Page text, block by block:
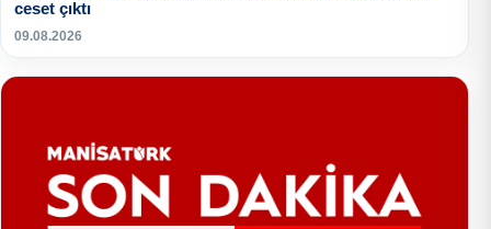
ceset çıktı
09.08.2026